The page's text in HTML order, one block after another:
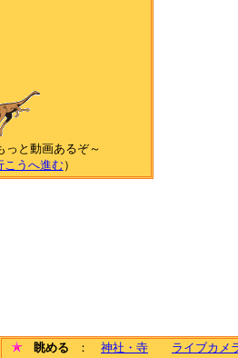
っと動画あるぞ～
こうへ進む）
眺める ： 神社・寺
ライブカメ